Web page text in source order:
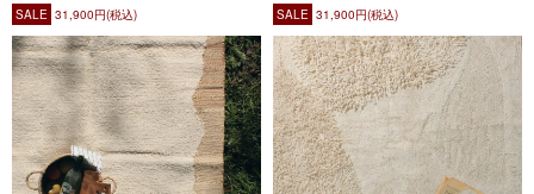
SALE 31,900円(税込)
SALE 31,900円(税込)